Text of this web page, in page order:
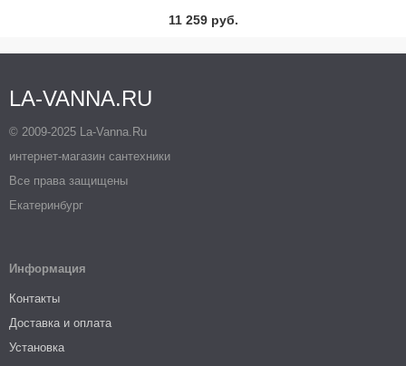
11 259 руб.
LA-VANNA.RU
© 2009-2025 La-Vanna.Ru
интернет-магазин сантехники
Все права защищены
Екатеринбург
Информация
Контакты
Доставка и оплата
Установка